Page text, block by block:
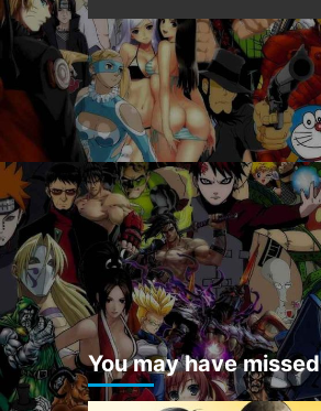
You may have missed